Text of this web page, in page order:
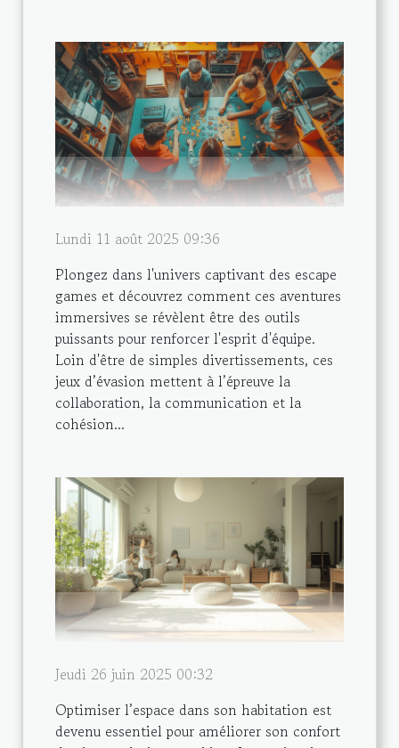
Lundi 11 août 2025 09:36
Plongez dans l'univers captivant des escape
games et découvrez comment ces aventures
immersives se révèlent être des outils
puissants pour renforcer l'esprit d'équipe.
Loin d'être de simples divertissements, ces
jeux d’évasion mettent à l’épreuve la
collaboration, la communication et la
cohésion...
Jeudi 26 juin 2025 00:32
Optimiser l’espace dans son habitation est
devenu essentiel pour améliorer son confort